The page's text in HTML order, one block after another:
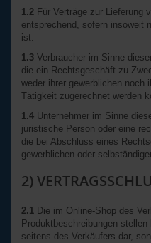
1.2 Für Verträge zur Lieferung
entsprechend, sofern insoweit
ist.
1.3 Verbraucher im Sinne
die ein Rechtsgeschäft zu
weder ihrer gewerblichen noch
Tätigkeit zugerechnet werden
1.4 Unternehmer im Sinne
juristische Person oder eine
die bei Abschluss eines
gewerblichen oder
2)
2.1 Die im Online-Shop des
Produktbeschreibungen
seitens des Verkäufers dar,